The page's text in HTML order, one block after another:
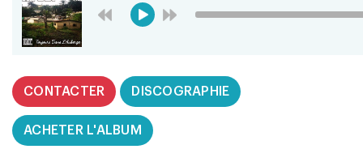
CONTACTER DISCOGRAPHIE
ACHETER L'ALBUM